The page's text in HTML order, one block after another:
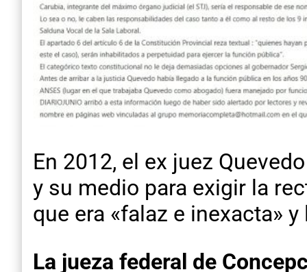
En 2012, el ex juez
y su medio para exigir la
que era «falaz e inexacta»
La jueza federal de